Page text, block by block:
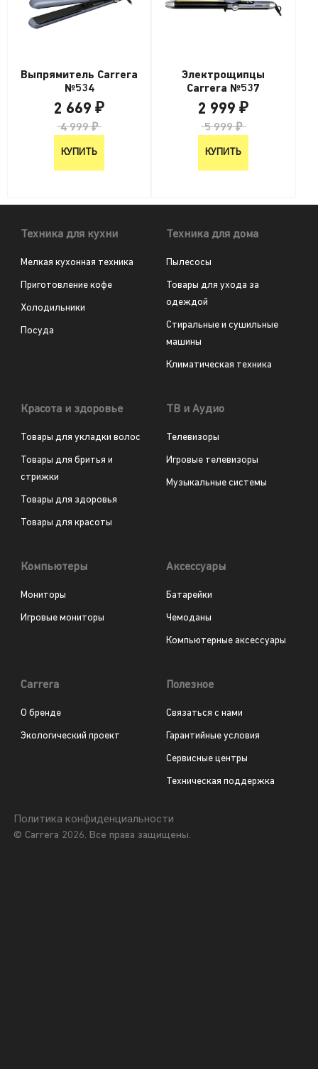
Выпрямитель Carrera
№534
2 669 ₽
4 999 ₽
КУПИТЬ
Электрощипцы
Carrera №537
2 999 ₽
5 999 ₽
КУПИТЬ
Техника для кухни
Мелкая кухонная техника
Приготовление кофе
Холодильники
Посуда
Техника для дома
Пылесосы
Товары для ухода за
одеждой
Стиральные и сушильные
машины
Климатическая техника
Красота и здоровье
Товары для укладки волос
Товары для бритья и
стрижки
Товары для здоровья
Товары для красоты
ТВ и Аудио
Телевизоры
Игровые телевизоры
Музыкальные системы
Компьютеры
Мониторы
Игровые мониторы
Аксессуары
Батарейки
Чемоданы
Компьютерные аксессуары
Carrera
О бренде
Экологический проект
Полезное
Связаться с нами
Гарантийные условия
Сервисные центры
Техническая поддержка
© Carrera 2026. Все права защищены.
Политика конфиденциальности